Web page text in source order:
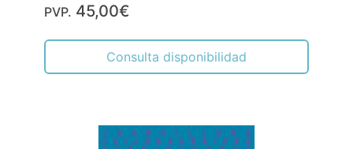
PVP. 45,00€
Consulta disponibilidad